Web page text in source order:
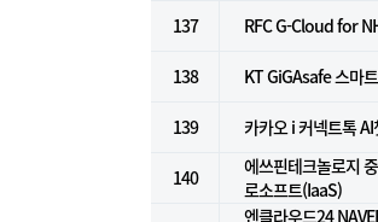
137
RFC G-Cloud for
138 KT GiGAsafe 스마
139 카카오 i 커넥트톡 AI
140
에쓰핀테크놀로지
로소프트(IaaS)
엔클라우드24